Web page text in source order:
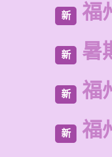
新 福
新 暑
新 福
新 福